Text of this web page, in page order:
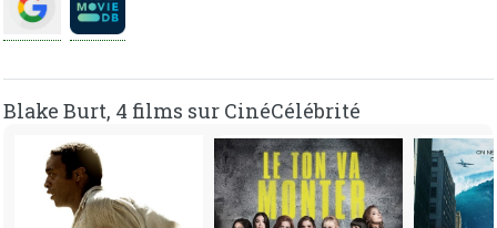
Blake Burt, 4 films sur CinéCélébrité